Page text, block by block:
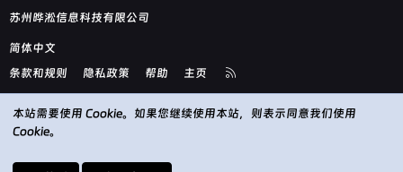
苏州晔淞信息科技有限公司
简体中文
条款和规则
隐私政策 帮助 主页
R
S
本站需要使用 Cookie。如果您继续使用本站，则表示同意我们使用
Cookie。